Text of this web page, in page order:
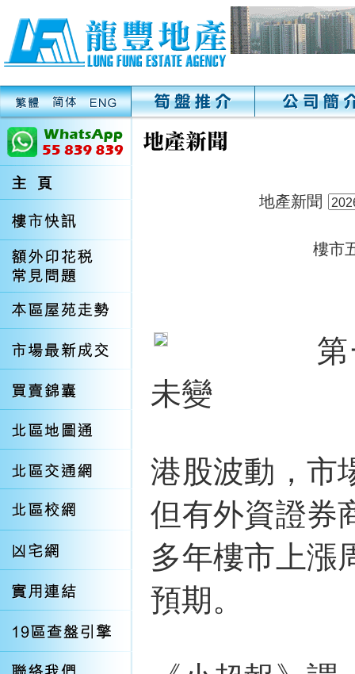
地產新聞
樓市
未變
港股波動，市
但有外資證券
多年樓市上漲
預期。